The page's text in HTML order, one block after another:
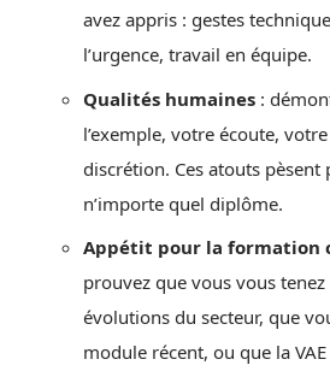
avez appris : gestes
l’urgence, travail en équipe.
Qualités humaines :
l’exemple, votre écoute,
discrétion. Ces atouts
n’importe quel diplôme.
Appétit pour la formation
prouvez que vous vous
évolutions du secteur, que
module récent, ou que la